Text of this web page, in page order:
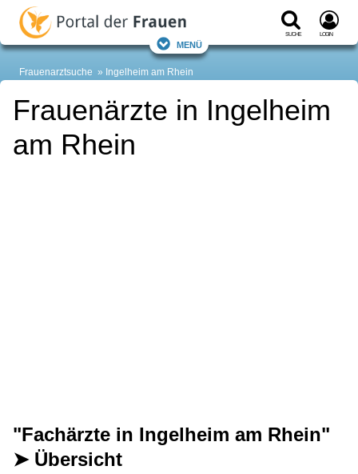
Suche Login
Menü
Frauenarztsuche Ingelheim am Rhein
Frauenärzte in Ingelheim
am Rhein
"Fachärzte in Ingelheim am Rhein"
➤ Übersicht